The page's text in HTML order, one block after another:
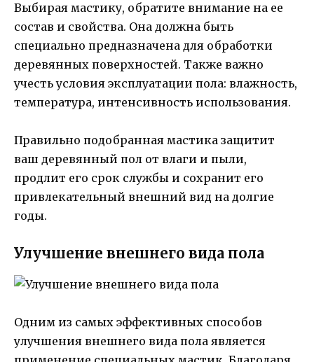
Выбирая мастику, обратите внимание на ее
состав и свойства. Она должна быть
специально предназначена для обработки
деревянных поверхностей. Также важно
учесть условия эксплуатации пола: влажность,
температура, интенсивность использования.
Правильно подобранная мастика защитит
ваш деревянный пол от влаги и пыли,
продлит его срок службы и сохранит его
привлекательный внешний вид на долгие
годы.
Улучшение внешнего вида пола
Одним из самых эффективных способов
улучшения внешнего вида пола является